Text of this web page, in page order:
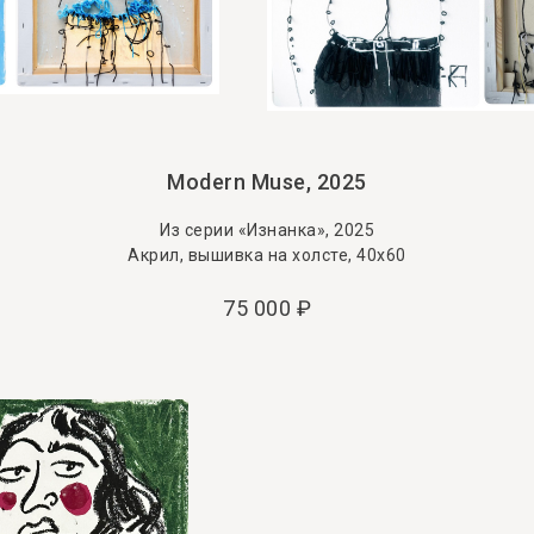
Modern Muse, 2025
Из серии «Изнанка», 2025
Акрил, вышивка на холсте, 40х60
75 000 ₽